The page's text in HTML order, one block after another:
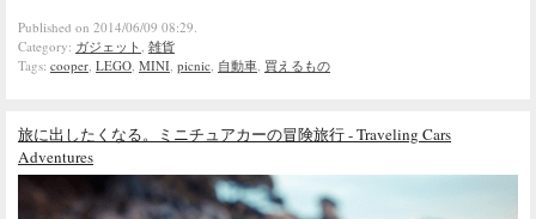
Published on 2014/06/09 08:29.
Category: ガジェット 雑貨
Tags: cooper LEGO MINI picnic 自動車 買えるもの
旅に出したくなる。ミニチュアカーの冒険旅行 - Traveling Cars
Adventures